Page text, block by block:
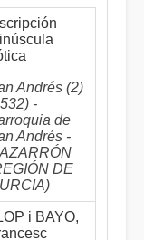
Andrés (2)
-
de
Andrés -
DE
i BAYO,